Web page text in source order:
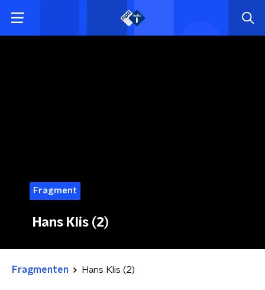
Fragment
Hans Klis (2)
Fragmenten Hans Klis (2)